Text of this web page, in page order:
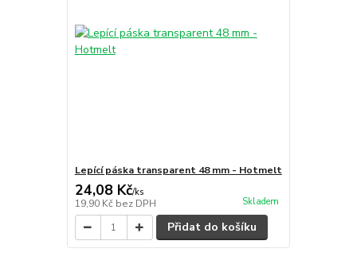
Lepící páska transparent 48 mm - Hotmelt
24,08 Kč/ks
19,90 Kč bez DPH Skladem
Přidat do košíku